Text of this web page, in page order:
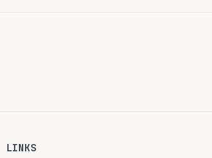
LINKS